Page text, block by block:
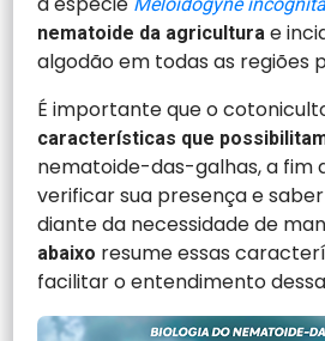
nematoide da agricultura e
algodão em todas as regiões
É importante que o
características que
nematoide-das-galhas, a fim
verificar sua presença e
diante da necessidade de
abaixo resume essas
facilitar o entendimento